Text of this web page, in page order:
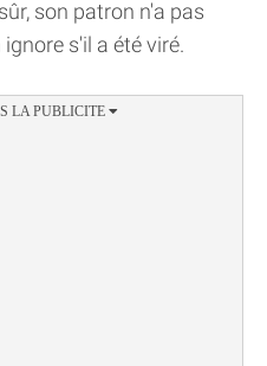
son patron n'a pas
s'il a été viré.